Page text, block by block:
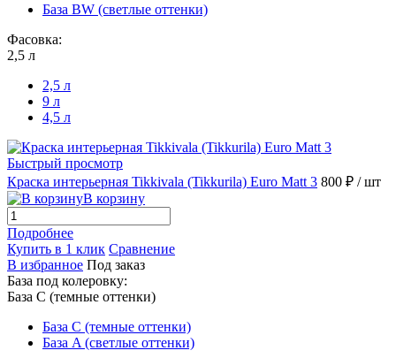
База BW (светлые оттенки)
Фасовка:
2,5 л
2,5 л
9 л
4,5 л
Быстрый просмотр
Краска интерьерная Tikkivala (Tikkurila) Euro Matt 3 800 ₽ / шт
В корзину
Подробнее
Купить в 1 клик Сравнение
В избранное Под заказ
База под колеровку:
База С (темные оттенки)
База С (темные оттенки)
База A (светлые оттенки)